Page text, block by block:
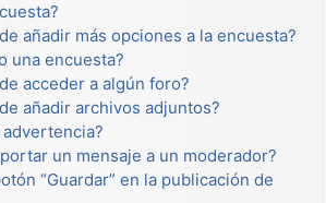
añadir más opciones a la encuesta?
una encuesta?
acceder a algún foro?
añadir archivos adjuntos?
un mensaje a un moderador?
“Guardar” en la publicación de